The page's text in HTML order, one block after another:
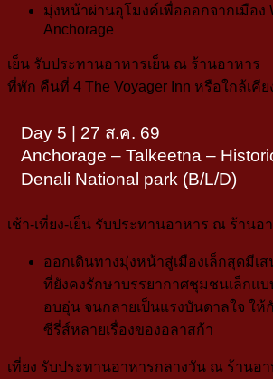
มุ่งหน้าผ่านอุโมงค์เพื่อออกจากเมือง
Anchorage
เย็น รับประทานอาหารเย็น ณ ร้านอาหาร
ที่พัก คืนที่ 4 The Voyager Inn หรือใกล้เคีย
Day 5 | 27 ส.ค. 69
Anchorage – Talkeetna –
Denali National park (ฺB/L/D)
เช้า-เที่ยง-เย็น รับประทานอาหาร ณ ร้านอ
ออกเดินทางมุ่งหน้าสู่เมืองเล็กสุดมีเ
ที่ยังคงรักษาบรรยากาศชุมชนเล็กแบ
อบอุ่น จนกลายเป็นแรงบันดาลใจ ให้
ซีรี่ส์หลายเรื่องของอลาสก้า
เที่ยง รับประทานอาหารกลางวัน ณ ร้านอา